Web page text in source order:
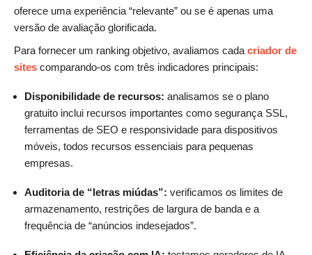
oferece uma experiência “relevante” ou se é apenas uma
versão de avaliação glorificada.
Para fornecer um ranking objetivo, avaliamos cada criador de
sites comparando-os com três indicadores principais:
Disponibilidade de recursos: analisamos se o plano
gratuito inclui recursos importantes como segurança SSL,
ferramentas de SEO e responsividade para dispositivos
móveis, todos recursos essenciais para pequenas
empresas.
Auditoria de “letras miúdas”: verificamos os limites de
armazenamento, restrições de largura de banda e a
frequência de “anúncios indesejados”.